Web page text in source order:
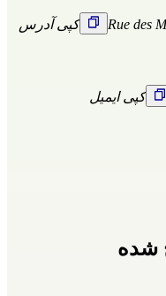
کپی آدرس
کپی ایمیل